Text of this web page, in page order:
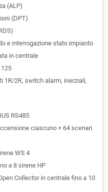
(ALP)
(DPT)
e interrogazione stato impianto
in centrale
1R/2R, switch alarm, inerziali,
RS485
ciascuno + 64 scenari
WS 4
a 8 sirene HP
Collector in centrale fino a 10